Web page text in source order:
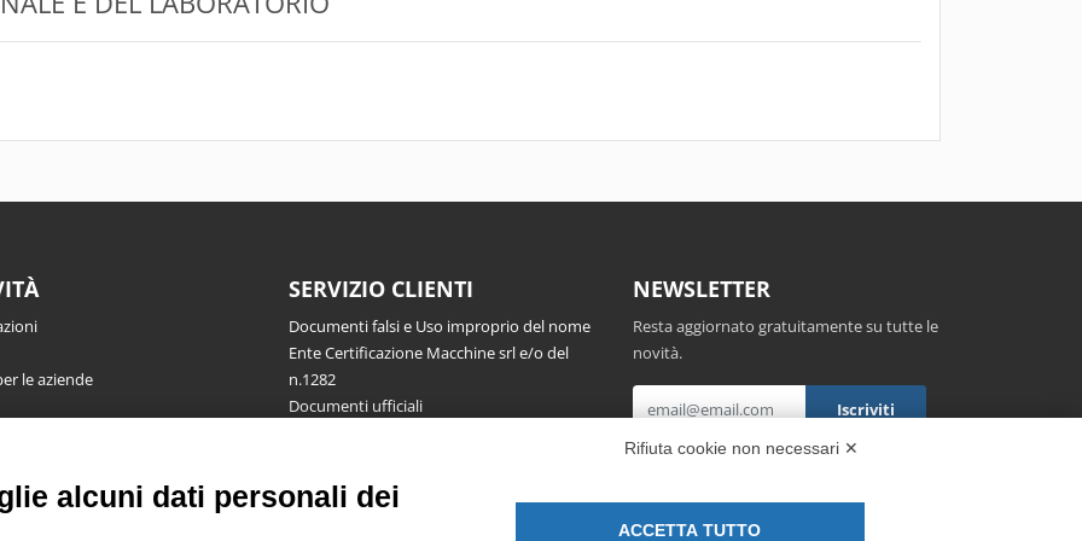
le aziende
SERVIZIO CLIENTI
Documenti falsi e Uso improprio del nome
Ente Certificazione Macchine srl e/o del
n.1282
Documenti ufficiali
Pubblicazioni
NEWSLETTER
Resta aggiornato gratuitamente su tutte le
novità.
Cliccando su Iscriviti dichiari di aver letto e
Rifiuta cookie non necessari ✕
alcuni dati personali dei
ACCETTA TUTTO